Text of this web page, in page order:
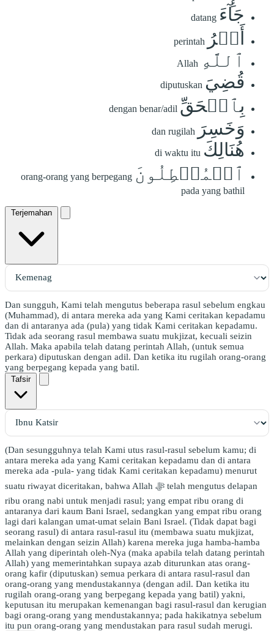
جَآءَ datang
أَمۡرُ perintah
ٱللَّهِ Allah
قُضِيَ diputuskan
بِٱلۡحَقِّ dengan benar/adil
وَخَسِرَ dan rugilah
هُنَالِكَ di waktu itu
ٱلۡمُبۡطِلُونَ orang-orang yang berpegang
pada yang bathil
Terjemahan
Dan sungguh, Kami telah mengutus beberapa rasul sebelum engkau
(Muhammad), di antara mereka ada yang Kami ceritakan kepadamu
dan di antaranya ada (pula) yang tidak Kami ceritakan kepadamu.
Tidak ada seorang rasul membawa suatu mukjizat, kecuali seizin
Allah. Maka apabila telah datang perintah Allah, (untuk semua
perkara) diputuskan dengan adil. Dan ketika itu rugilah orang-orang
yang berpegang kepada yang batil.
Tafsir
(Dan sesungguhnya telah Kami utus rasul-rasul sebelum kamu; di
antara mereka ada yang Kami ceritakan kepadamu dan di antara
mereka ada -pula- yang tidak Kami ceritakan kepadamu) menurut
suatu riwayat diceritakan, bahwa Allah ﷻ telah mengutus delapan
ribu orang nabi untuk menjadi rasul; yang empat ribu orang di
antaranya dari kaum Bani Israel, sedangkan yang empat ribu orang
lagi dari kalangan umat-umat selain Bani Israel. (Tidak dapat bagi
seorang rasul) di antara rasul-rasul itu (membawa suatu mukjizat,
melainkan dengan seizin Allah) karena mereka juga hamba-hamba
Allah yang diperintah oleh-Nya (maka apabila telah datang perintah
Allah) yang memerintahkan supaya azab diturunkan atas orang-
orang kafir (diputuskan) semua perkara di antara rasul-rasul dan
orang-orang yang mendustakannya (dengan adil. Dan ketika itu
rugilah orang-orang yang berpegang kepada yang batil) yakni,
keputusan itu merupakan kemenangan bagi rasul-rasul dan kerugian
bagi orang-orang yang mendustakannya; pada hakikatnya sebelum
itu pun orang-orang yang mendustakan para rasul sudah merugi.